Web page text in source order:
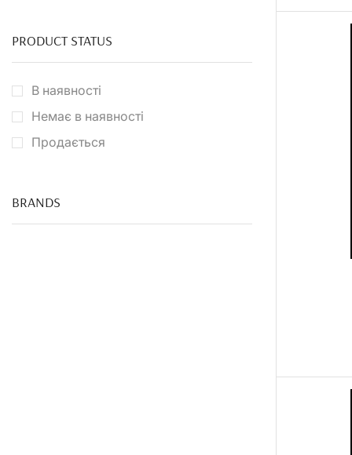
PRODUCT STATUS
В наявності
Немає в наявності
Продається
BRANDS